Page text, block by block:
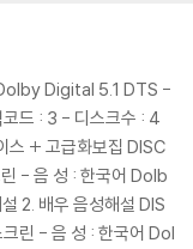
작하자 모든 광대들이
하기만 한 공길이 기지
참겠다는 듯이 크게 웃
들의 거처, 희락원을 마
Digital 5.1 DTS -
드 : 3 - 디스크수 : 4
스 + 고급화보집 DISC
- 음 성 : 한국어 Dolb
2. 배우 음성해설 DIS
린 - 음 성 : 한국어 Dol